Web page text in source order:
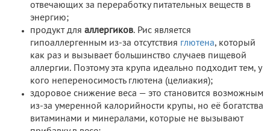
отвечающих за переработку питательных веществ в
энергию;
продукт для аллергиков. Рис является
гипоаллергенным из-за отсутствия глютена, который
как раз и вызывает большинство случаев пищевой
аллергии. Поэтому эта крупа идеально подходит тем, у
кого непереносимость глютена (целиакия);
здоровое снижение веса — это становится возможным
из-за умеренной калорийности крупы, но её богатства
витаминами и минералами, которые не вызывают